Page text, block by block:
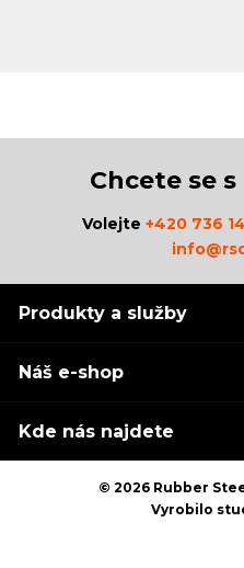
Chcete se
Volejte +420 736
Produkty a služby
Náš e-shop
Kde nás najdete
© 2026 Rubber
Vyrobilo